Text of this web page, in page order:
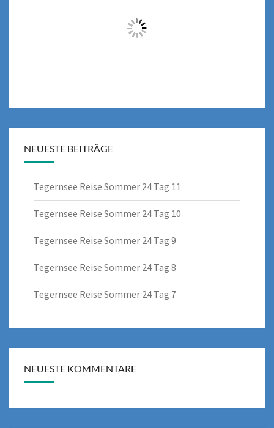
NEUESTE BEITRÄGE
Tegernsee Reise Sommer 24 Tag 11
Tegernsee Reise Sommer 24 Tag 10
Tegernsee Reise Sommer 24 Tag 9
Tegernsee Reise Sommer 24 Tag 8
Tegernsee Reise Sommer 24 Tag 7
NEUESTE KOMMENTARE